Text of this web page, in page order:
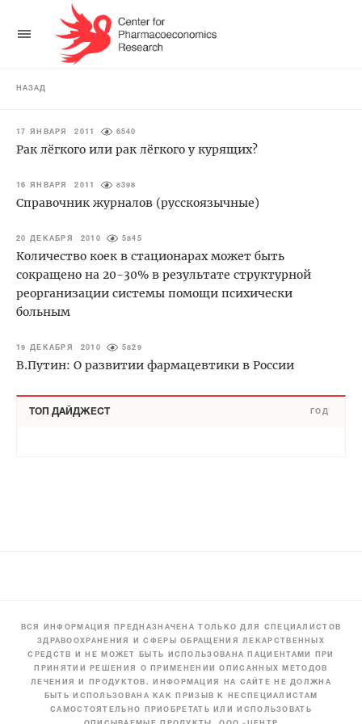
НАЗАД
17 ЯНВАРЯ 2011 6540
Рак лёгкого или рак лёгкого у курящих?
16 ЯНВАРЯ 2011 8398
Справочник журналов (русскоязычные)
20 ДЕКАБРЯ 2010 5845
Количество коек в стационарах может быть
сокращено на 20-30% в результате структурной
реорганизации системы помощи психически
больным
19 ДЕКАБРЯ 2010 5829
В.Путин: О развитии фармацевтики в России
ТОП ДАЙДЖЕСТ ГОД
ВСЯ ИНФОРМАЦИЯ ПРЕДНАЗНАЧЕНА ТОЛЬКО ДЛЯ СПЕЦИАЛИСТОВ
ЗДРАВООХРАНЕНИЯ И СФЕРЫ ОБРАЩЕНИЯ ЛЕКАРСТВЕННЫХ
СРЕДСТВ И НЕ МОЖЕТ БЫТЬ ИСПОЛЬЗОВАНА ПАЦИЕНТАМИ ПРИ
ПРИНЯТИИ РЕШЕНИЯ О ПРИМЕНЕНИИ ОПИСАННЫХ МЕТОДОВ
ЛЕЧЕНИЯ И ПРОДУКТОВ. ИНФОРМАЦИЯ НА САЙТЕ НЕ ДОЛЖНА
БЫТЬ ИСПОЛЬЗОВАНА КАК ПРИЗЫВ К НЕСПЕЦИАЛИСТАМ
САМОСТОЯТЕЛЬНО ПРИОБРЕТАТЬ ИЛИ ИСПОЛЬЗОВАТЬ